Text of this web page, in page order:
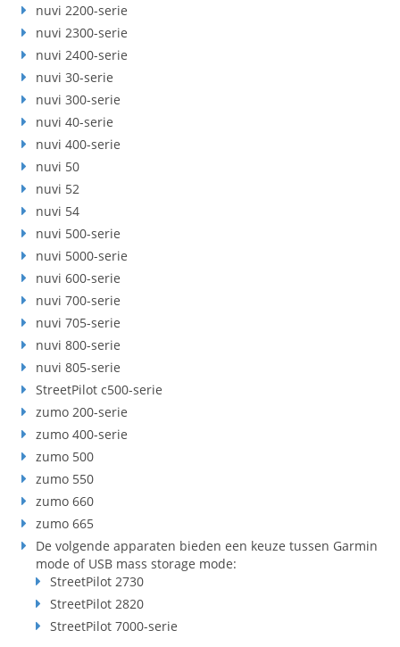
nuvi 2200-serie
nuvi 2300-serie
nuvi 2400-serie
nuvi 30-serie
nuvi 300-serie
nuvi 40-serie
nuvi 400-serie
nuvi 50
nuvi 52
nuvi 54
nuvi 500-serie
nuvi 5000-serie
nuvi 600-serie
nuvi 700-serie
nuvi 705-serie
nuvi 800-serie
nuvi 805-serie
StreetPilot c500-serie
zumo 200-serie
zumo 400-serie
zumo 500
zumo 550
zumo 660
zumo 665
De volgende apparaten bieden een keuze tussen Garmin
mode of USB mass storage mode:
StreetPilot 2730
StreetPilot 2820
StreetPilot 7000-serie